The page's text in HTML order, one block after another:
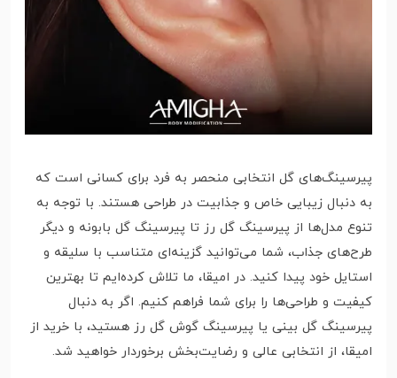
پیرسینگ‌های گل انتخابی منحصر به فرد برای کسانی است که
به دنبال زیبایی خاص و جذابیت در طراحی هستند. با توجه به
تنوع مدل‌ها از پیرسینگ گل رز تا پیرسینگ گل بابونه و دیگر
طرح‌های جذاب، شما می‌توانید گزینه‌ای متناسب با سلیقه و
استایل خود پیدا کنید. در امیقا، ما تلاش کرده‌ایم تا بهترین
کیفیت و طراحی‌ها را برای شما فراهم کنیم. اگر به دنبال
پیرسینگ گل بینی یا پیرسینگ گوش گل رز هستید، با خرید از
امیقا، از انتخابی عالی و رضایت‌بخش برخوردار خواهید شد.